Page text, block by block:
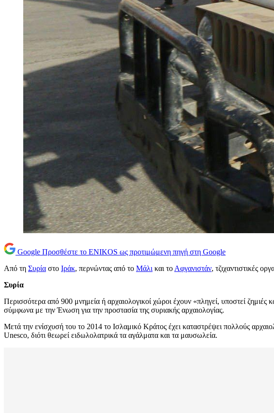
Google Προσθέστε το ENIKOS ως προτιμώμενη πηγή στη Google
Από τη Συρία στο Ιράκ, περνώντας από το Μάλι και το Αφγανιστάν, τζιχαντιστικές
Συρία
Περισσότερα από 900 μνημεία ή αρχαιολογικοί χώροι έχουν «πληγεί, υποστεί ζημιές
σύμφωνα με την Ένωση για την προστασία της συριακής αρχαιολογίας.
Μετά την ενίσχυσή του το 2014 το Ισλαμικό Κράτος έχει καταστρέψει πολλούς
Unesco, διότι θεωρεί ειδωλολατρικά τα αγάλματα και τα μαυσωλεία.